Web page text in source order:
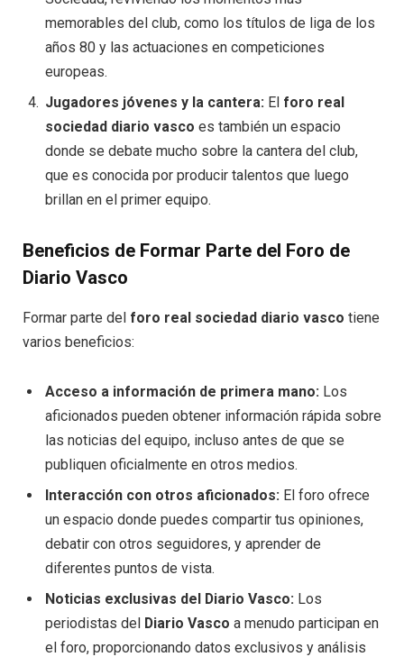
memorables del club, como los títulos de liga de los
años 80 y las actuaciones en competiciones
europeas.
Jugadores jóvenes y la cantera: El foro real
sociedad diario vasco es también un espacio
donde se debate mucho sobre la cantera del club,
que es conocida por producir talentos que luego
brillan en el primer equipo.
Beneficios de Formar Parte del Foro de
Diario Vasco
Formar parte del foro real sociedad diario vasco tiene
varios beneficios:
Acceso a información de primera mano: Los
aficionados pueden obtener información rápida sobre
las noticias del equipo, incluso antes de que se
publiquen oficialmente en otros medios.
Interacción con otros aficionados: El foro ofrece
un espacio donde puedes compartir tus opiniones,
debatir con otros seguidores, y aprender de
diferentes puntos de vista.
Noticias exclusivas del Diario Vasco: Los
periodistas del Diario Vasco a menudo participan en
el foro, proporcionando datos exclusivos y análisis